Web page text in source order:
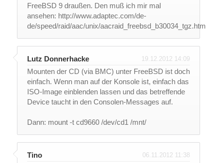
FreeBSD 9 draußen. Den muß ich mir mal
ansehen: http://www.adaptec.com/de-
de/speed/raid/aac/unix/aacraid_freebsd_b30034_tgz.htm
Lutz Donnerhacke 19.12.2012 14:09
Mounten der CD (via BMC) unter FreeBSD ist doch
einfach. Wenn man auf der Konsole ist, einfach das
ISO-Image einblenden lassen und das betreffende
Device taucht in den Consolen-Messages auf.
Dann: mount -t cd9660 /dev/cd1 /mnt/
Tino 06.11.2012 11:38